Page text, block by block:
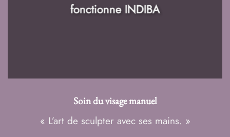
fonctionne INDIBA
Soin du visage manuel
« L’art de sculpter avec ses mains. »